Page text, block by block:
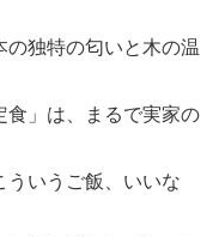
の独特の匂いと木の温
食」は、まるで実家の
ういうご飯、いいな